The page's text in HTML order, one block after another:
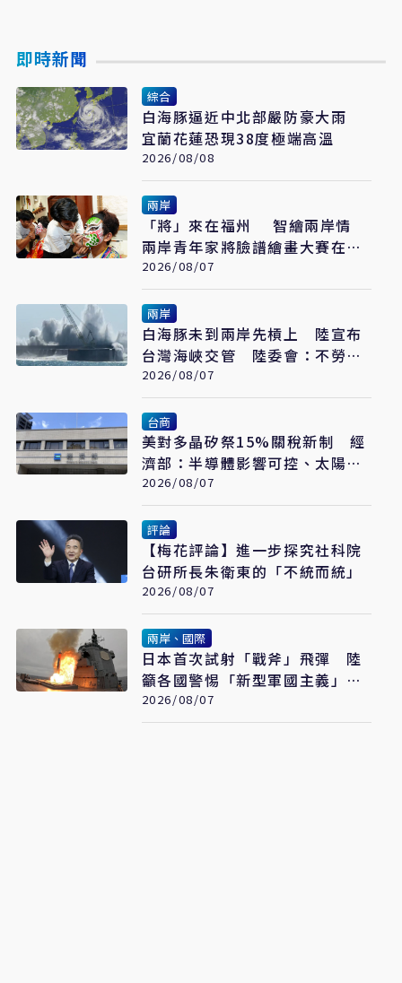
即時新聞
綜合
白海豚逼近中北部嚴防豪大雨
宜蘭花蓮恐現38度極端高溫
2026/08/08
兩岸
「將」來在福州 智繪兩岸情
兩岸青年家將臉譜繪畫大賽在福
州開幕
2026/08/07
兩岸
白海豚未到兩岸先槓上 陸宣布
台灣海峽交管 陸委會：不勞費
心
2026/08/07
台商
美對多晶矽祭15%關稅新制 經
濟部：半導體影響可控、太陽能
產業衝擊有限
2026/08/07
評論
【梅花評論】進一步探究社科院
台研所長朱衛東的「不統而統」
2026/08/07
兩岸、國際
日本首次試射「戰斧」飛彈 陸
籲各國警惕「新型軍國主義」發
展
2026/08/07